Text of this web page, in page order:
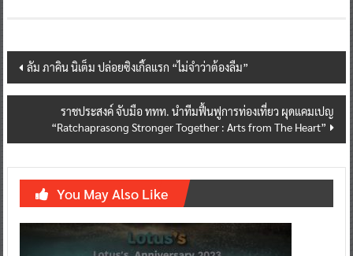
Post
navigation
ลัม ภาคิน นิเต็ม ปล่อยซิงเกิ้ลแรก “ไม่จำว่าต้องลืม”
ราชประสงค์ จับมือ ททท. นำทีมฟื้นฟูการท่องเที่ยว ผุดแคมเปญ
“Ratchaprasong Stronger Together : Arts from The Heart”
You May Also Like